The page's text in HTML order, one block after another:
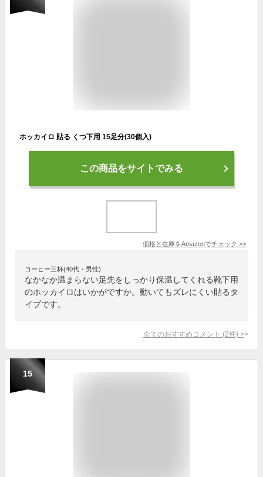
ホッカイロ 貼る くつ下用 15足分(30個入)
この商品をサイトでみる
価格と在庫をAmazonでチェック >>
コーヒー三杯(40代・男性)
なかなか温まらない足先をしっかり保温してくれる靴下用
のホッカイロはいかがですか。動いてもズレにくい貼るタ
イプです。
全てのおすすめコメント (2件) >
15